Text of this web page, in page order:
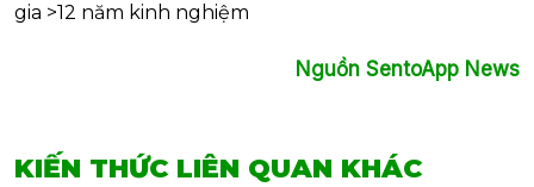
gia >12 năm kinh nghiệm
Nguồn SentoApp News
KIẾN THỨC LIÊN QUAN KHÁC